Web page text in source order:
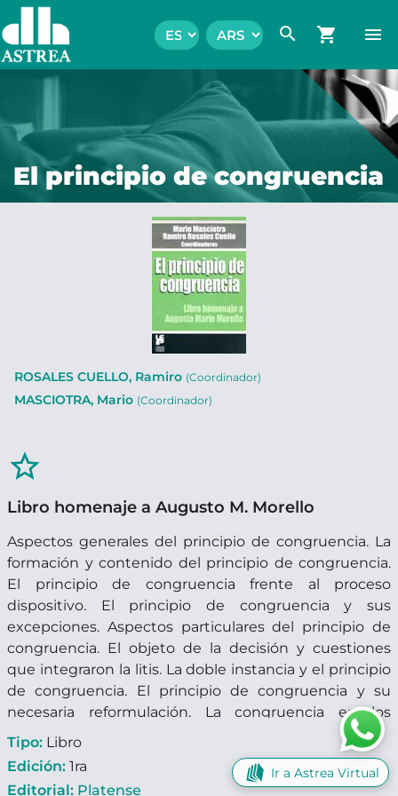
search shopping_cart menu
El principio de congruencia
ROSALES CUELLO, Ramiro (Coordinador)
MASCIOTRA, Mario (Coordinador)
star_border
Libro homenaje a Augusto M. Morello
Aspectos generales del principio de congruencia. La
formación y contenido del principio de congruencia.
El principio de congruencia frente al proceso
dispositivo. El principio de congruencia y sus
excepciones. Aspectos particulares del principio de
congruencia. El objeto de la decisión y cuestiones
que integraron la litis. La doble instancia y el principio
de congruencia. El principio de congruencia y su
necesaria reformulación. La congruencia en los
distintos tipos de procesos. El principio de
congruencia en el arbitraje. El principio de
congruencia en el proceso laboral. Flexibilización de la
Tipo: Libro
Edición: 1ra
Editorial: Platense
Ir a Astrea Virtual